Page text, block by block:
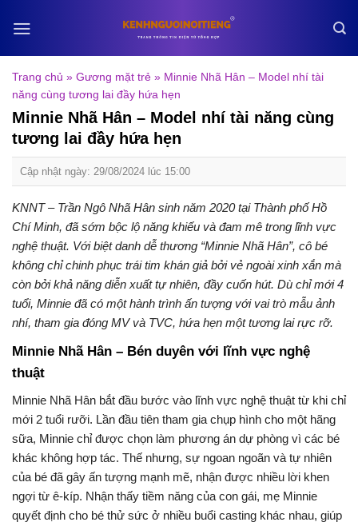
Trang chủ » Gương mặt trẻ » Minnie Nhã Hân – Model nhí tài
năng cùng tương lai đầy hứa hẹn
Minnie Nhã Hân – Model nhí tài năng cùng
tương lai đầy hứa hẹn
Cập nhật ngày: 29/08/2024 lúc 15:00
KNNT – Trần Ngô Nhã Hân sinh năm 2020 tại Thành phố Hồ
Chí Minh, đã sớm bộc lộ năng khiếu và đam mê trong lĩnh vực
nghệ thuật. Với biệt danh dễ thương “Minnie Nhã Hân”, cô bé
không chỉ chinh phục trái tim khán giả bởi vẻ ngoài xinh xắn mà
còn bởi khả năng diễn xuất tự nhiên, đầy cuốn hút. Dù chỉ mới 4
tuổi, Minnie đã có một hành trình ấn tượng với vai trò mẫu ảnh
nhí, tham gia đóng MV và TVC, hứa hẹn một tương lai rực rỡ.
Minnie Nhã Hân – Bén duyên với lĩnh vực nghệ
thuật
Minnie Nhã Hân bắt đầu bước vào lĩnh vực nghệ thuật từ khi chỉ
mới 2 tuổi rưỡi. Lần đầu tiên tham gia chụp hình cho một hãng
sữa, Minnie chỉ được chọn làm phương án dự phòng vì các bé
khác không hợp tác. Thế nhưng, sự ngoan ngoãn và tự nhiên
của bé đã gây ấn tượng mạnh mẽ, nhận được nhiều lời khen
ngợi từ ê-kíp. Nhận thấy tiềm năng của con gái, mẹ Minnie
quyết định cho bé thử sức ở nhiều buổi casting khác nhau, giúp